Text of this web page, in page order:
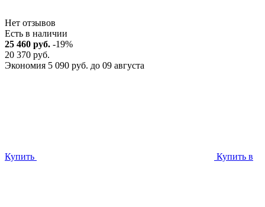
Нет отзывов
Есть в наличии
25 460 руб. -19%
20 370 руб.
Экономия 5 090 руб. до 09 августа
Купить Купить в